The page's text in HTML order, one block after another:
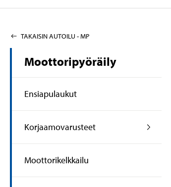
TAKAISIN AUTOILU - MP
Moottoripyöräily
Ensiapulaukut
Korjaamovarusteet
Moottorikelkkailu